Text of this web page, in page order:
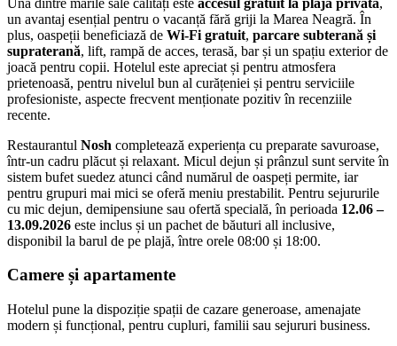
un avantaj esențial pentru o vacanță fără griji la Marea Neagră. În
plus, oaspeții beneficiază de Wi‑Fi gratuit, parcare subterană și
supraterană, lift, rampă de acces, terasă, bar și un spațiu exterior de
joacă pentru copii. Hotelul este apreciat și pentru atmosfera
prietenoasă, pentru nivelul bun al curățeniei și pentru serviciile
profesioniste, aspecte frecvent menționate pozitiv în recenziile
recente.
Restaurantul Nosh completează experiența cu preparate savuroase,
într-un cadru plăcut și relaxant. Micul dejun și prânzul sunt servite în
sistem bufet suedez atunci când numărul de oaspeți permite, iar
pentru grupuri mai mici se oferă meniu prestabilit. Pentru sejururile
cu mic dejun, demipensiune sau ofertă specială, în perioada 12.06 –
13.09.2026 este inclus și un pachet de băuturi all inclusive,
disponibil la barul de pe plajă, între orele 08:00 și 18:00.
Camere și apartamente
Hotelul pune la dispoziție spații de cazare generoase, amenajate
modern și funcțional, pentru cupluri, familii sau sejururi business.